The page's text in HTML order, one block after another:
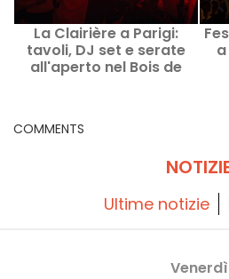
La Clairière a Parigi:
tavoli, DJ set e serate
all'aperto nel Bois de
COMMENTS
Ultime notizie
Venerdì